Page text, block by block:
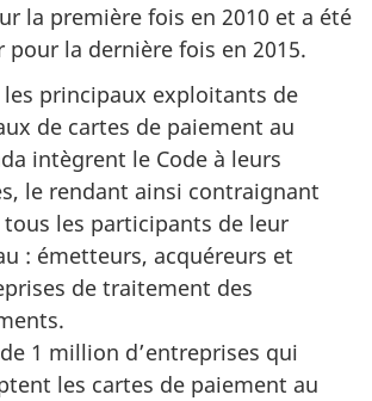
la première fois en 2010 et a été
pour la dernière fois en 2015.
les principaux exploitants de
de cartes de paiement au
intègrent le Code à leurs
le rendant ainsi contraignant
les participants de leur
: émetteurs, acquéreurs et
de traitement des
1 million d’entreprises qui
les cartes de paiement au